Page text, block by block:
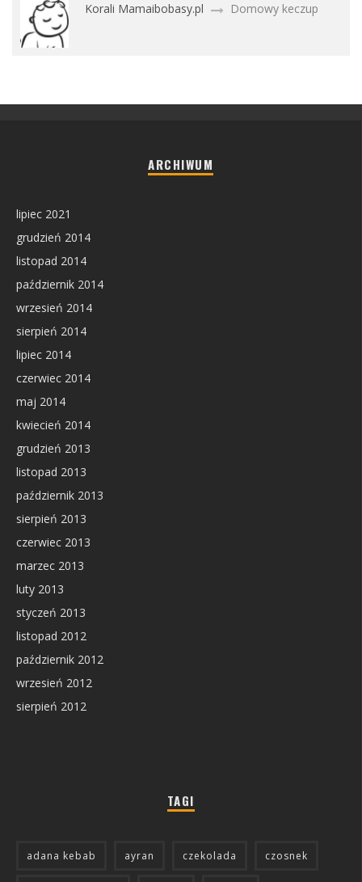
Korali Mamaibobasy.pl Domowy keczup
ARCHIWUM
lipiec 2021
grudzień 2014
listopad 2014
październik 2014
wrzesień 2014
sierpień 2014
lipiec 2014
czerwiec 2014
maj 2014
kwiecień 2014
grudzień 2013
listopad 2013
październik 2013
sierpień 2013
czerwiec 2013
marzec 2013
luty 2013
styczeń 2013
listopad 2012
październik 2012
wrzesień 2012
sierpień 2012
TAGI
adana kebab ayran czekolada czosnek